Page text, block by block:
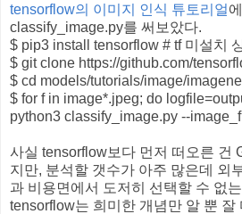
tensorflow의 이미지 인식 튜토리얼
classify_image.py를 써보았다.
$ pip3 install tensorflow # tf 미설치
$ git clone https://github.com/
$ cd models/tutorials/image/
$ for f in image*.jpeg; do
python3 classify_image.py --
사실 tensorflow보다 먼저 떠오른 건
지만, 분석할 갯수가 아주 많은데 외
과 비용면에서 도저히 선택할 수 없
tensorflow는 희미한 개념만 알 뿐 잘